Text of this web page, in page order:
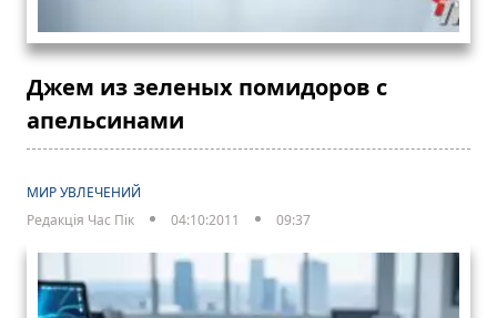
Джем из зеленых помидоров с
апельсинами
МИР УВЛЕЧЕНИЙ
Редакція Час Пік
04:10:2011 09:37